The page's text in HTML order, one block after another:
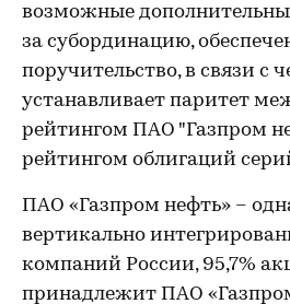
возможные
за субординацию,
поручительство, в связи с
устанавливает паритет
рейтингом ПАО "Газпром
рейтингом облигаций
ПАО «Газпром нефть» –
вертикально
компаний России, 95,7%
принадлежит ПАО